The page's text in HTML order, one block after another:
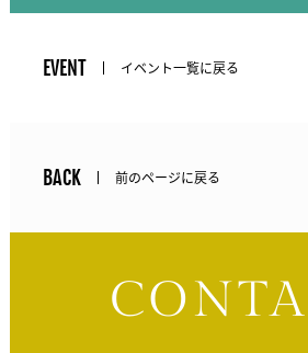
EVENT イベント一覧に戻る
BACK 前のページに戻る